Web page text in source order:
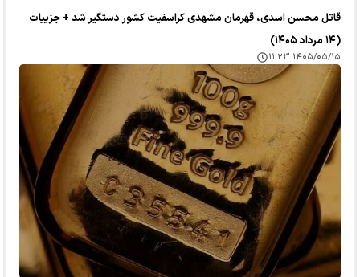
قاتل محسن اسدی، قهرمان مشهدی کراسفیت کشور دستگیر شد + جزییات
(۱۴ مرداد ۱۴۰۵)
۱۴۰۵/۰۵/۱۵ ۱۱:۲۳